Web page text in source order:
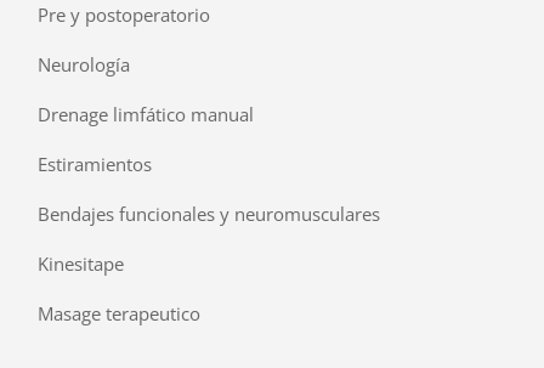
Pre y postoperatorio
Neurología
Drenage limfático manual
Estiramientos
Bendajes funcionales y neuromusculares
Kinesitape
Masage terapeutico